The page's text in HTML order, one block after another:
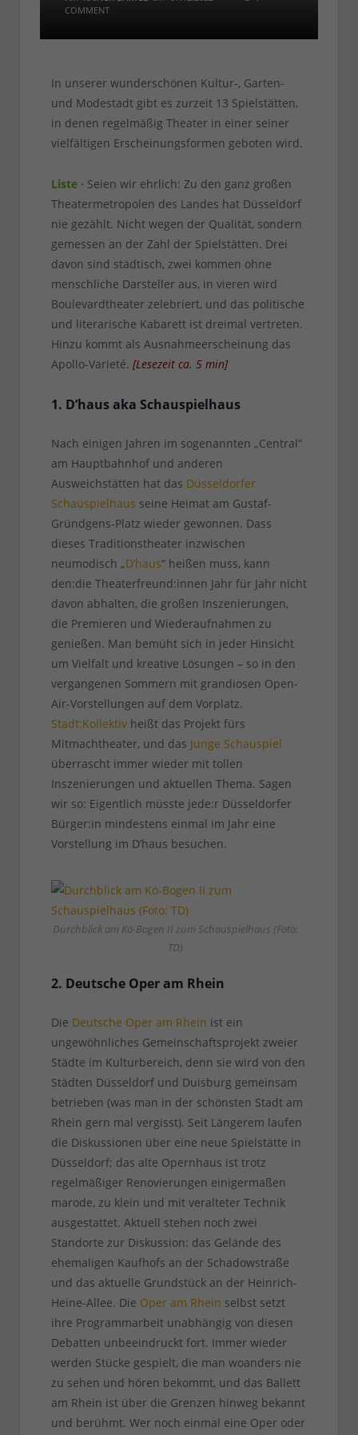
COMMENT
In unserer wunderschönen Kultur-, Garten-
und Modestadt gibt es zurzeit 13 Spielstätten,
in denen regelmäßig Theater in einer seiner
vielfältigen Erscheinungsformen geboten wird.
Liste · Seien wir ehrlich: Zu den ganz großen
Theatermetropolen des Landes hat Düsseldorf
nie gezählt. Nicht wegen der Qualität, sondern
gemessen an der Zahl der Spielstätten. Drei
davon sind städtisch, zwei kommen ohne
menschliche Darsteller aus, in vieren wird
Boulevardtheater zelebriert, und das politische
und literarische Kabarett ist dreimal vertreten.
Hinzu kommt als Ausnahmeerscheinung das
Apollo-Varieté. [Lesezeit ca. 5 min]
1. D’haus aka Schauspielhaus
Nach einigen Jahren im sogenannten „Central“
am Hauptbahnhof und anderen
Ausweichstätten hat das Düsseldorfer
Schauspielhaus seine Heimat am Gustaf-
Gründgens-Platz wieder gewonnen. Dass
dieses Traditionstheater inzwischen
neumodisch „D’haus“ heißen muss, kann
den:die Theaterfreund:innen Jahr für Jahr nicht
davon abhalten, die großen Inszenierungen,
die Premieren und Wiederaufnahmen zu
genießen. Man bemüht sich in jeder Hinsicht
um Vielfalt und kreative Lösungen – so in den
vergangenen Sommern mit grandiosen Open-
Air-Vorstellungen auf dem Vorplatz.
Stadt:Kollektivheißt das Projekt fürs
Mitmachtheater, und das Junge Schauspiel
überrascht immer wieder mit tollen
Inszenierungen und aktuellen Thema. Sagen
wir so: Eigentlich müsste jede:r Düsseldorfer
Bürger:in mindestens einmal im Jahr eine
Vorstellung im D’haus besuchen.
Durchblick am Kö-Bogen II zum Schauspielhaus (Foto:
TD)
2. Deutsche Oper am Rhein
Die Deutsche Oper am Rhein ist ein
ungewöhnliches Gemeinschaftsprojekt zweier
Städte im Kulturbereich, denn sie wird von den
Städten Düsseldorf und Duisburg gemeinsam
betrieben (was man in der schönsten Stadt am
Rhein gern mal vergisst). Seit Längerem laufen
die Diskussionen über eine neue Spielstätte in
Düsseldorf; das alte Opernhaus ist trotz
regelmäßiger Renovierungen einigermaßen
marode, zu klein und mit veralteter Technik
ausgestattet. Aktuell stehen noch zwei
Standorte zur Diskussion: das Gelände des
ehemaligen Kaufhofs an der Schadowstraße
und das aktuelle Grundstück an der Heinrich-
Heine-Allee. Die Oper am Rhein selbst setzt
ihre Programmarbeit unabhängig von diesen
Debatten unbeeindruckt fort. Immer wieder
werden Stücke gespielt, die man woanders nie
zu sehen und hören bekommt, und das Ballett
am Rhein ist über die Grenzen hinweg bekannt
und berühmt. Wer noch einmal eine Oper oder